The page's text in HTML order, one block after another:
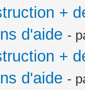
+
d'aide -
+
d'aide -